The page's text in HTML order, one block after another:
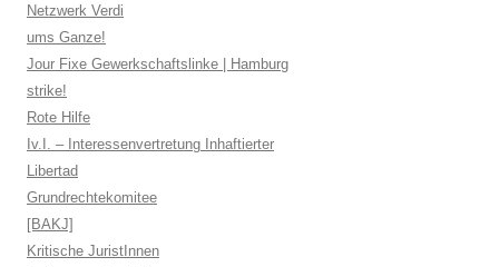
Netzwerk Verdi
ums Ganze!
Jour Fixe Gewerkschaftslinke | Hamburg
strike!
Rote Hilfe
Iv.I. – Interessenvertretung Inhaftierter
Libertad
Grundrechtekomitee
[BAKJ]
Kritische JuristInnen